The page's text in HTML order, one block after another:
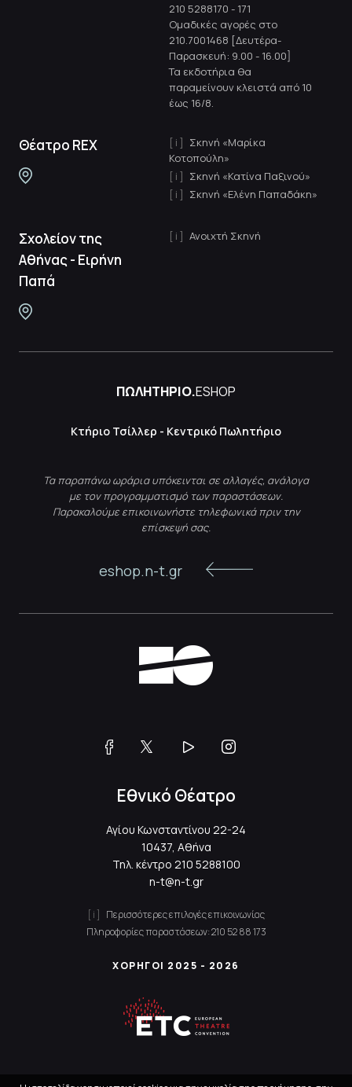
210 5288170 - 171
Ομαδικές αγορές στο
210.7001468 [Δευτέρα-
Παρασκευή: 9.00 - 16.00]
Τα εκδοτήρια θα
παραμείνουν κλειστά από 10
έως 16/8.
Θέατρο REX
Σκηνή «Μαρίκα
Κοτοπούλη»
Σκηνή «Κατίνα Παξινού»
Σκηνή «Ελένη Παπαδάκη»
Σχολείον της
Αθήνας - Ειρήνη
Παπά
Ανοιχτή Σκηνή
ΠΩΛΗΤΗΡΙΟ.ESHOP
Κτήριο Τσίλλερ - Κεντρικό Πωλητήριο
Τα παραπάνω ωράρια υπόκεινται σε αλλαγές, ανάλογα
με τον προγραμματισμό των παραστάσεων.
Παρακαλούμε επικοινωνήστε τηλεφωνικά πριν την
επίσκεψή σας.
eshop.n-t.gr
Εθνικό Θέατρο
Αγίου Κωνσταντίνου 22-24
10437, Αθήνα
Τηλ. κέντρο 210 5288100
n-t@n-t.gr
Περισσότερες επιλογές επικοινωνίας
Πληροφορίες παραστάσεων:210 52 88 173
ΧΟΡΗΓΟΙ 2025 - 2026